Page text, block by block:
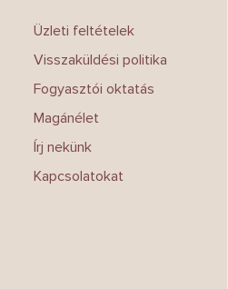
Üzleti feltételek
Visszaküldési politika
Fogyasztói oktatás
Magánélet
Írj nekünk
Kapcsolatokat